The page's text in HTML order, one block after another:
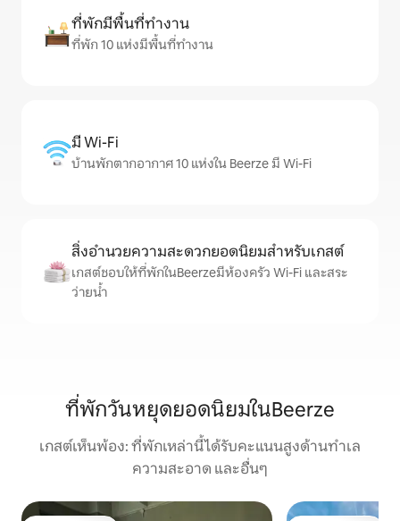
ที่พักมีพื้นที่ทำงาน
ที่พัก 10 แห่งมีพื้นที่ทำงาน
มี Wi-Fi
บ้านพักตากอากาศ 10 แห่งใน Beerze มี Wi-Fi
สิ่งอำนวยความสะดวกยอดนิยมสำหรับเกสต์
เกสต์ชอบให้ที่พักในBeerzeมีห้องครัว Wi-Fi และสระ
ว่ายน้ำ
ที่พักวันหยุดยอดนิยมในBeerze
เกสต์เห็นพ้อง: ที่พักเหล่านี้ได้รับคะแนนสูงด้านทำเล
ความสะอาด และอื่นๆ